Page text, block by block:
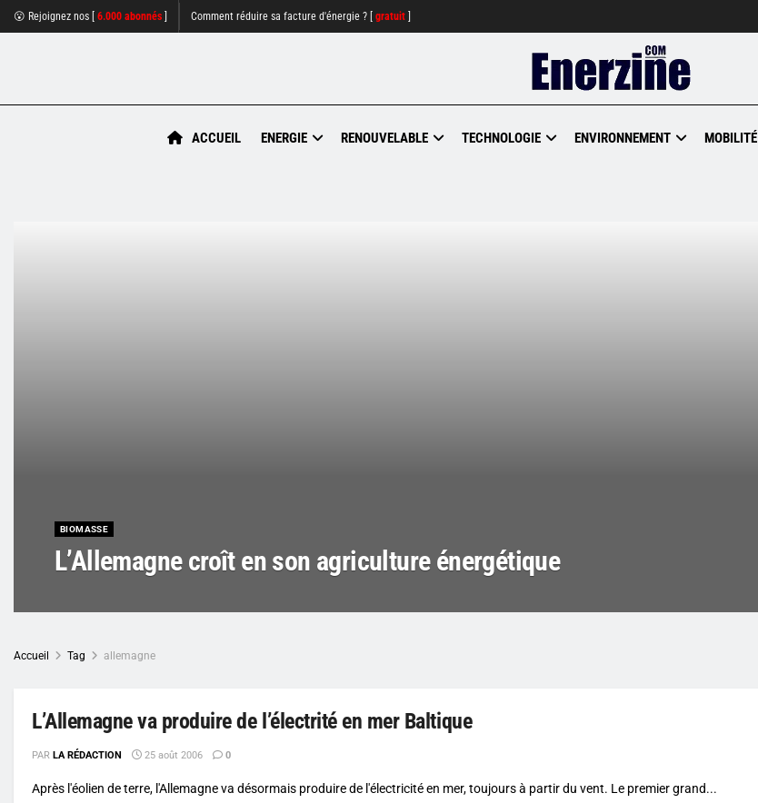
😮 Rejoignez nos [ 6.000 abonnés Comment réduire sa facture d'énergie ? [ gratuit
ACCUEIL ENERGIE RENOUVELABLE TECHNOLOGIE ENVIRONNEMENT MOBILITÉ
BIOMASSE
L’Allemagne croît en son agriculture énergétique
Accueil Tag allemagne
L’Allemagne va produire de l’électrité en mer Baltique
PAR LA RÉDACTION 25 août 2006 0
Après l'éolien de terre, l'Allemagne va désormais produire de l'électricité en mer, toujours à partir du vent. Le premier grand...